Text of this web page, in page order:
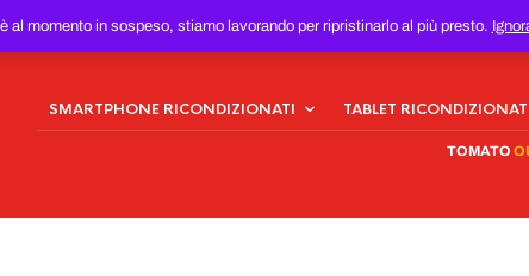
al momento in sospeso, stiamo lavorando per ripristinarlo al più presto.
SMARTPHONE RICONDIZIONATI TABLET
TOMATO